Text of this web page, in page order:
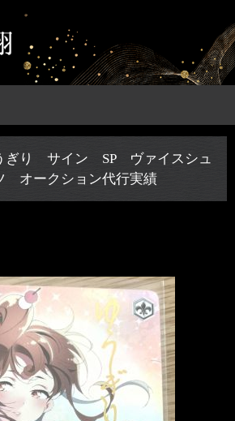
ぎり サイン SP ヴァイスシュ
オークション代行実績